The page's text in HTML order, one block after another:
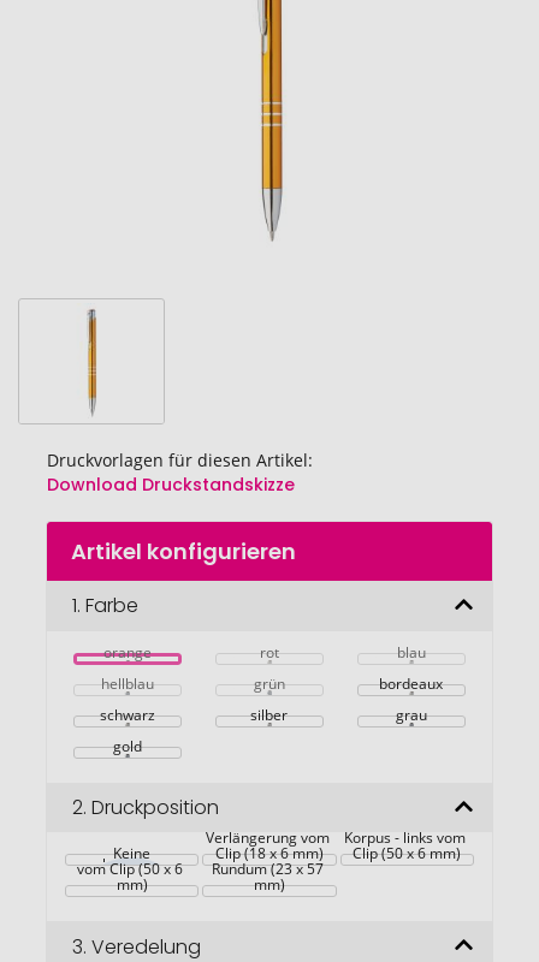
Druckvorlagen für diesen Artikel:
Download Druckstandskizze
Zum
Anfang
Bildgalerie
Artikel konfigurieren
1. Farbe
orange rot
blau
hellblau
grün
bordeaux
schwarz
silber
grau
gold
2. Druckposition
Keine
Verlängerung vom
Clip (18 x 6 mm)
Korpus - links vom
Clip (50 x 6 mm)
Korpus - rechts
vom Clip (50 x 6
mm)
Rundum (23 x 57
mm)
3. Veredelung